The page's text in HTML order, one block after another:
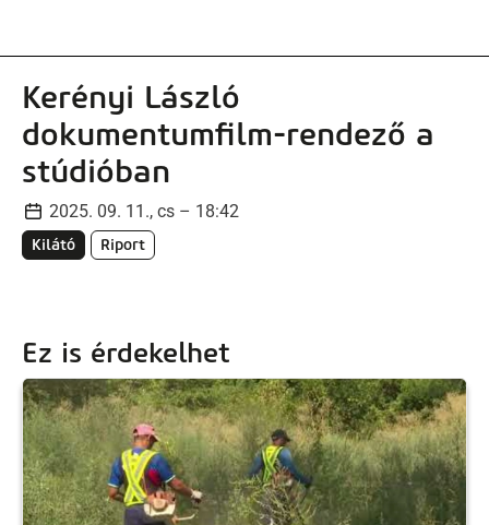
Kerényi László
dokumentumfilm-rendező a
stúdióban
2025. 09. 11., cs – 18:42
Kilátó Riport
Ez is érdekelhet